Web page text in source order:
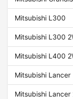
Mitsubishi L300
Mitsubishi L300
Mitsubishi L400
Mitsubishi Lancer
Mitsubishi Lancer